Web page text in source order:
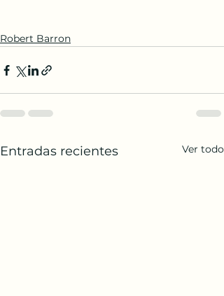
Robert Barron
Entradas recientes Ver todo